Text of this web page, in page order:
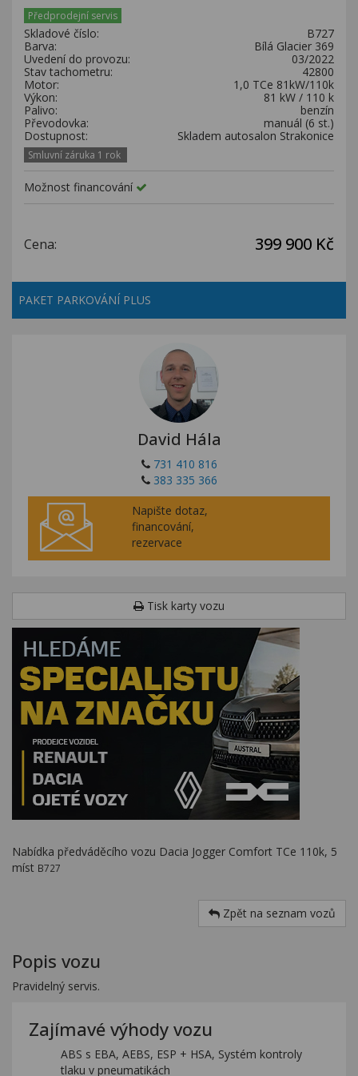
Kariéra
Kontakty
Předprodejní servis
Skladové číslo:
B727
Barva:
Bílá Glacier 369
Uvedení do provozu:
03/2022
Stav tachometru:
42800
Motor:
1,0 TCe 81kW/110k
Výkon:
81 kW / 110 k
Palivo:
benzín
Převodovka:
manuál (6 st.)
Dostupnost:
Skladem autosalon Strakonice
Smluvní záruka 1 rok
Možnost financování
Cena: 399 900 Kč
PAKET PARKOVÁNÍ PLUS
David Hála
731 410 816
383 335 366
Napište dotaz,
financování,
rezervace
Tisk karty vozu
Nabídka předváděcího vozu Dacia Jogger Comfort TCe 110k, 5
míst B727
Zpět na seznam vozů
Popis vozu
Pravidelný servis.
Zajímavé výhody vozu
ABS s EBA, AEBS, ESP + HSA, Systém kontroly
tlaku v pneumatikách